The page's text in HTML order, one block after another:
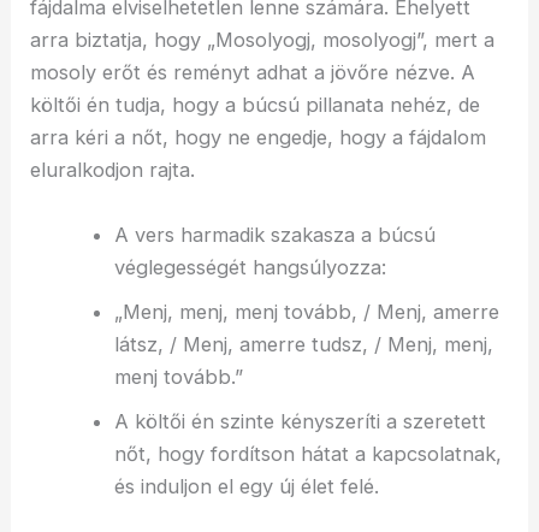
fájdalma elviselhetetlen lenne számára. Ehelyett
arra biztatja, hogy „Mosolyogj, mosolyogj”, mert a
mosoly erőt és reményt adhat a jövőre nézve. A
költői én tudja, hogy a búcsú pillanata nehéz, de
arra kéri a nőt, hogy ne engedje, hogy a fájdalom
eluralkodjon rajta.
A vers harmadik szakasza a búcsú
véglegességét hangsúlyozza:
„Menj, menj, menj tovább, / Menj, amerre
látsz, / Menj, amerre tudsz, / Menj, menj,
menj tovább.”
A költői én szinte kényszeríti a szeretett
nőt, hogy fordítson hátat a kapcsolatnak,
és induljon el egy új élet felé.